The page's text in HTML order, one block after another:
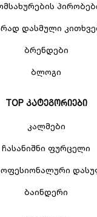
დასმული
ბრენდები
ბლოგი
TOP კატეგორიები
კალმები
ჩასანიშნი ფურცელი
ბაინდერი